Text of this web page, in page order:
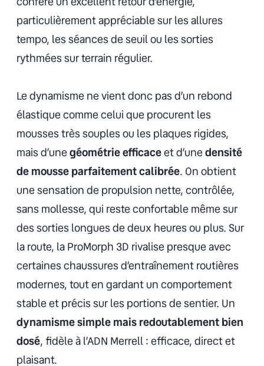
particulièrement appréciable sur les allures
tempo, les séances de seuil ou les sorties
rythmées sur terrain régulier.
Le dynamisme ne vient donc pas d’un rebond
élastique comme celui que procurent les
mousses très souples ou les plaques rigides,
mais d’unegéométrie efficaceet d’unedensité
de mousse parfaitement calibrée. On obtient
une sensation de propulsion nette, contrôlée,
sans mollesse, qui reste confortable même sur
des sorties longues de deux heures ou plus. Sur
la route, la ProMorph 3D rivalise presque avec
certaines chaussures d’entraînement routières
modernes, tout en gardant un comportement
stable et précis sur les portions de sentier. Un
dynamisme simple mais redoutablement bien
dosé, fidèle à l’ADN Merrell : efficace, direct et
plaisant.